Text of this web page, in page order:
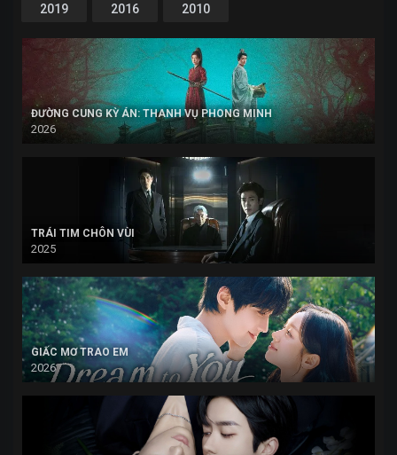
2019 2016 2010
ĐƯỜNG CUNG KỲ ÁN: THANH VỤ PHONG MINH
2026
TRÁI TIM CHÔN VÙI
2025
GIẤC MƠ TRAO EM
2026